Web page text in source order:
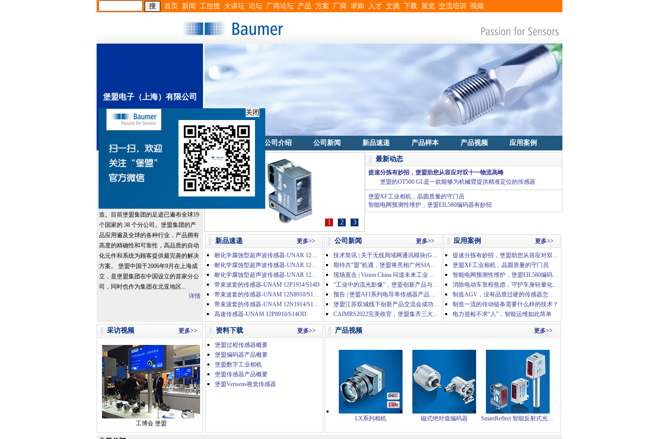
首页 新闻 工控搜 大讲坛 论坛 厂商论坛 产品 方案 厂商 求购 人才 文摘 下载 展览 交流培训 视频
堡盟电子（上海）有限公司
首页 公司介绍 公司新闻 新品速递 产品样本 产品视频 应用案例
堡盟电子（上海）有限公司
堡盟集团，总部位于瑞士的Frauenfeld，
是国际领先的工厂自动化和过程自动化
造。目前堡盟集团的足迹已遍布全球19
个国家的 38 个分公司。堡盟集团的产
品应用遍及全球的各种行业，产品拥有
高度的精确性和可靠性，高品质的自动
化元件和系统为顾客提供最完善的解决
方案。 堡盟中国于2006年9月在上海成
立，是堡盟集团在中国设立的首家分公
司，同时也作为集团在北亚地区...
详情
1 2 3
最新动态
提速分拣有妙招，堡盟助您从容应对双十一物流高峰
堡盟的OT500.GL是一款能够为机械臂提供精准定位的传感器
堡盟XF工业相机，晶圆质量的守门员
智能电网预测性维护，堡盟EIL580编码器有妙招
新品速递 更多>>
耐化学腐蚀型超声波传感器-UNAR 12P1914/S14H
耐化学腐蚀型超声波传感器-UNAR 12N3914/S14H
耐化学腐蚀型超声波传感器-UNAR 12N1914/S14H
带束波套的传感器-UNAM 12P1914/S14D
带束波套的传感器-UNAM 12N8910/S14OD
带束波套的传感器-UNAM 12N1914/S14D
高速传感器-UNAM 12P8910/S14OD
公司新闻 更多>>
技术简讯 | 关于无线局域网通讯模块(GT25-WLAN)的停产通知
期待共“盟”机遇，堡盟将亮相广州SIAF 2023自动化展
现场直击 | Vision China 问道未来工业，精彩盛况
“工业中的流光影像”，堡盟创新产品与方案汇集深圳机器视觉展
预告 | 堡盟AFI系列电导率传感器产品在线分享会
堡盟江苏双城线下创新产品交流会成功举办
CAIMRS2022完美收官，堡盟集齐三大人气奖项
应用案例 更多>>
提速分拣有妙招，堡盟助您从容应对双十一物流高峰
堡盟XF工业相机，晶圆质量的守门员
智能电网预测性维护，堡盟EIL580编码器有妙招
消除电动车里程焦虑，守护车身轻量化工艺
制造AGV，没有品质过硬的传感器怎么行？
制造一流的传动链条需要什么样的技术？
电力巡检不求“人”，智能运维如此简单
采访视频 更多>>
工博会 堡盟
资料下载 更多>>
堡盟过程传感器概要
堡盟编码器产品概要
堡盟数字工业相机
堡盟传感器产品概要
堡盟Verisens视觉传感器
产品视频 更多>>
LX系列相机 磁式绝对值编码器 SmartReflect 智能反射式光电传感器
关闭